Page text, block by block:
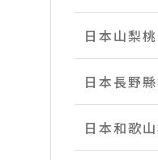
日本山梨
日本長野
日本和歌